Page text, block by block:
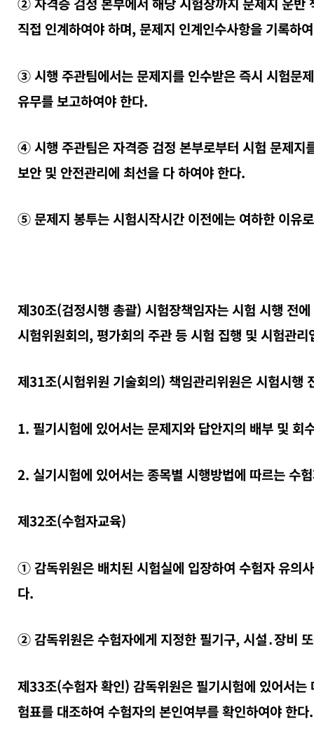
직접 인계하여야 하며, 문제지 인계인수사항을 기록하
③ 시행 주관팀에서는 문제지를 인수받은 즉시 시험문
유무를 보고하여야 한다.
④ 시행 주관팀은 자격증 검정 본부로부터 시험 문제지
보안 및 안전관리에 최선을 다 하여야 한다.
⑤ 문제지 봉투는 시험시작시간 이전에는 여하한 이유
제30조(검정시행 총괄) 시험장책임자는 시험 시행 전
시험위원회의, 평가회의 주관 등 시험 집행 및 시험관
제31조(시험위원 기술회의) 책임관리위원은 시험시행
1. 필기시험에 있어서는 문제지와 답안지의 배부 및
2. 실기시험에 있어서는 종목별 시행방법에 따르는 수
제32조(수험자교육)
① 감독위원은 배치된 시험실에 입장하여 수험자 유의
다.
② 감독위원은 수험자에게 지정한 필기구, 시설․장비
제33조(수험자 확인) 감독위원은 필기시험에 있어서
험표를 대조하여 수험자의 본인여부를 확인하여야 한다.